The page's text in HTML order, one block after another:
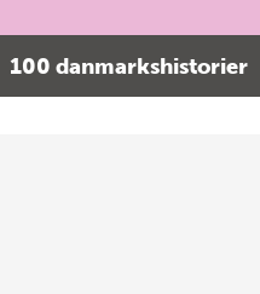
100 danmarkshistorier